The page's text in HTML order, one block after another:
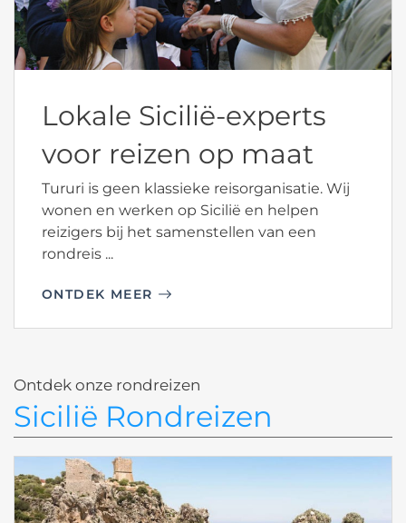
Lokale Sicilië-experts
voor reizen op maat
Tururi is geen klassieke reisorganisatie. Wij
wonen en werken op Sicilië en helpen
reizigers bij het samenstellen van een
rondreis ...
ONTDEK MEER
Ontdek onze rondreizen
Sicilië Rondreizen